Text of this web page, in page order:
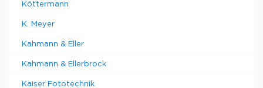
Köttermann
K. Meyer
Kahmann & Eller
Kahmann & Ellerbrock
Kaiser Fototechnik